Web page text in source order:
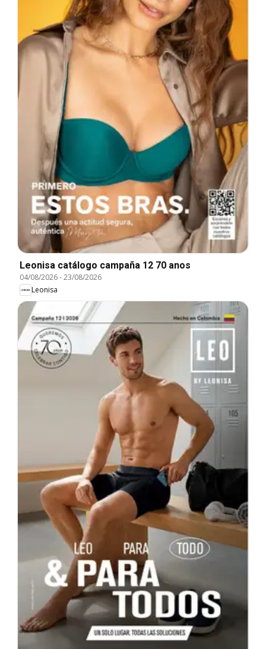
Leonisa catálogo campaña 12 70 anos
04/08/2026-23/08/2026
Leonisa